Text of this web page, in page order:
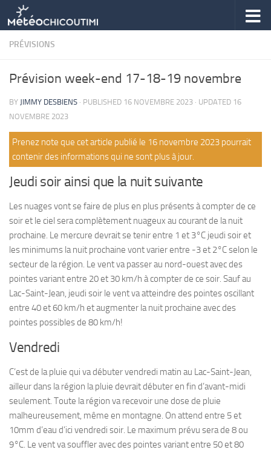
Skip to content
PRÉVISIONS
Prévision week-end 17-18-19 novembre
BY JIMMY DESBIENS · PUBLISHED 16 NOVEMBRE 2023 · UPDATED 16
NOVEMBRE 2023
Prenez note que cet article publié le 16 novembre 2023 pourrait
contenir des informations qui ne sont plus à jour.
Jeudi soir ainsi que la nuit suivante
Les nuages vont se faire de plus en plus présents à compter de ce
soir et le ciel sera complètement nuageux au courant de la nuit
prochaine. Le mercure devrait se tenir entre 1 et 3°C jeudi soir et
les minimums la nuit prochaine vont varier entre -3 et 2°C selon le
secteur de la région. Le vent va passer au nord-ouest avec des
pointes variant entre 20 et 30 km/h à compter de ce soir. Sauf au
Lac-Saint-Jean, jeudi soir le vent va atteindre des pointes oscillant
entre 40 et 60 km/h et augmenter la nuit prochaine avec des
pointes possibles de 80 km/h!
Vendredi
C’est de la pluie qui va débuter vendredi matin au Lac-Saint-Jean,
ailleur dans la région la pluie devrait débuter en fin d’avant-midi
seulement. Toute la région va recevoir une dose de pluie
malheureusement, même en montagne. On attend entre 5 et
10mm d’eau d’ici vendredi soir. Le maximum prévu sera de 8 ou
9°C. Le vent va souffler avec des pointes variant entre 50 et 80